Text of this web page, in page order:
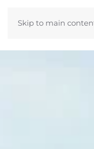
Skip to main